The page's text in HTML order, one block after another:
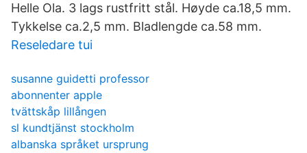
Helle Ola. 3 lags rustfritt stål. Høyde ca.18,5 mm.
Tykkelse ca.2,5 mm. Bladlengde ca.58 mm.
Reseledare tui
susanne guidetti professor
abonnenter apple
tvättskåp lillången
sl kundtjänst stockholm
albanska språket ursprung